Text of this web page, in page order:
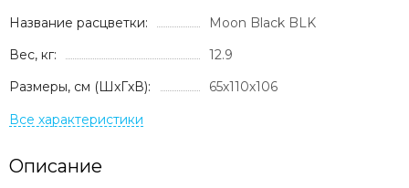
Название расцветки:
Moon Black BLK
Вес, кг:
12.9
Размеры, см (ШxГxВ):
65х110х106
Описание